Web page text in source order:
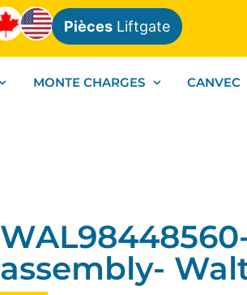
Pièces Liftgate
MONTE CHARGES CANVEC
assembly-